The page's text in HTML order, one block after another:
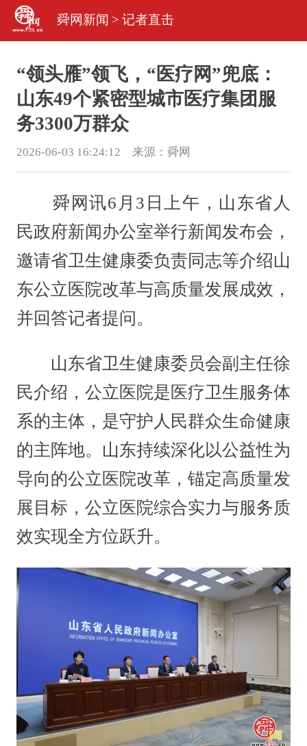
舜网新闻 > 记者直击
“领头雁”领飞，“医疗网”兜底：
山东49个紧密型城市医疗集团服
务3300万群众
2026-06-03 16:24:12 来源： 舜网
舜网讯6月3日上午，山东省人
民政府新闻办公室举行新闻发布会，
邀请省卫生健康委负责同志等介绍山
东公立医院改革与高质量发展成效，
并回答记者提问。
山东省卫生健康委员会副主任徐
民介绍，公立医院是医疗卫生服务体
系的主体，是守护人民群众生命健康
的主阵地。山东持续深化以公益性为
导向的公立医院改革，锚定高质量发
展目标，公立医院综合实力与服务质
效实现全方位跃升。